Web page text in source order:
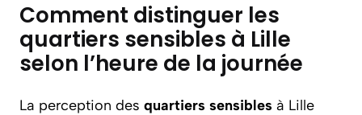
Comment distinguer les
quartiers sensibles à Lille
selon l’heure de la journée
La perception des quartiers sensibles à Lille